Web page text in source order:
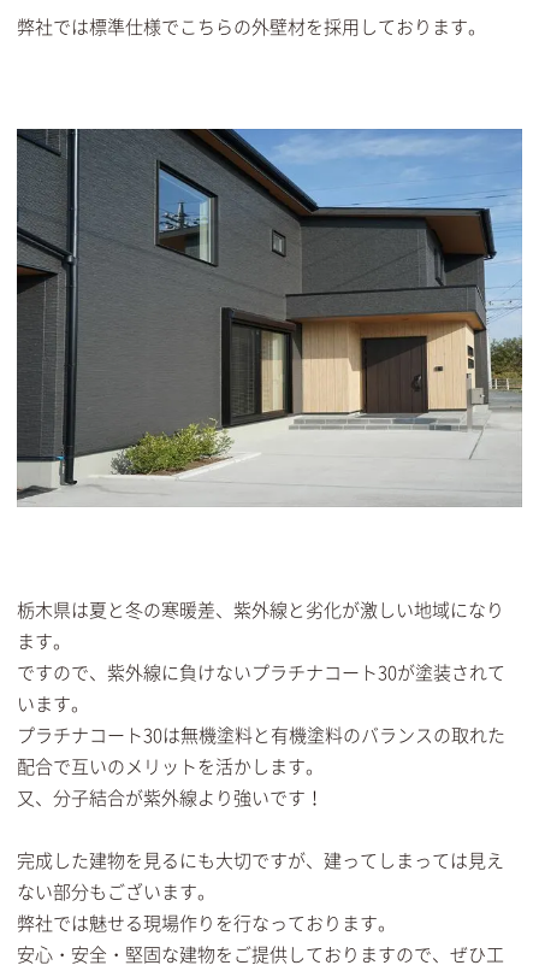
弊社では標準仕様でこちらの外壁材を採用しております。
栃木県は夏と冬の寒暖差、紫外線と劣化が激しい地域になり
ます。
ですので、紫外線に負けないプラチナコート30が塗装されて
います。
プラチナコート30は無機塗料と有機塗料のバランスの取れた
配合で互いのメリットを活かします。
又、分子結合が紫外線より強いです！
完成した建物を見るにも大切ですが、建ってしまっては見え
ない部分もございます。
弊社では魅せる現場作りを行なっております。
安心・安全・堅固な建物をご提供しておりますので、ぜひ工